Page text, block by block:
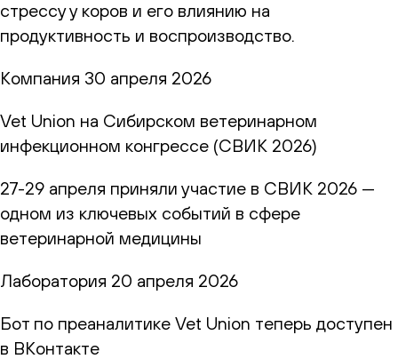
стрессу у коров и его влиянию на
продуктивность и воспроизводство.
Компания 30 апреля 2026
Vet Union на Сибирском ветеринарном
инфекционном конгрессе (СВИК 2026)
27-29 апреля приняли участие в СВИК 2026 —
одном из ключевых событий в сфере
ветеринарной медицины
Лаборатория 20 апреля 2026
Бот по преаналитике Vet Union теперь доступен
в ВКонтакте